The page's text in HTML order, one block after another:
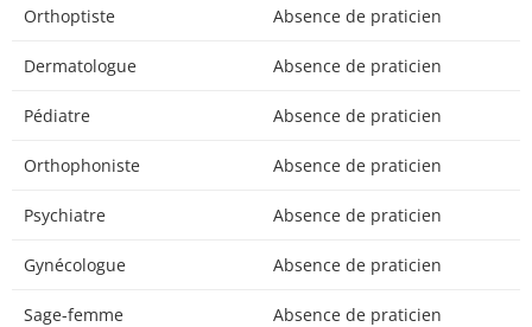
Orthoptiste Absence de praticien
Dermatologue Absence de praticien
Pédiatre Absence de praticien
Orthophoniste Absence de praticien
Psychiatre Absence de praticien
Gynécologue Absence de praticien
Sage-femme Absence de praticien